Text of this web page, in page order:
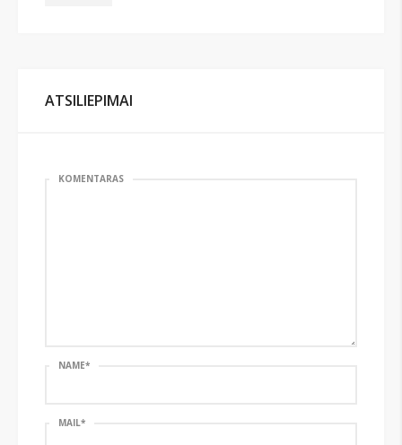
ATSILIEPIMAI
KOMENTARAS
NAME*
MAIL*